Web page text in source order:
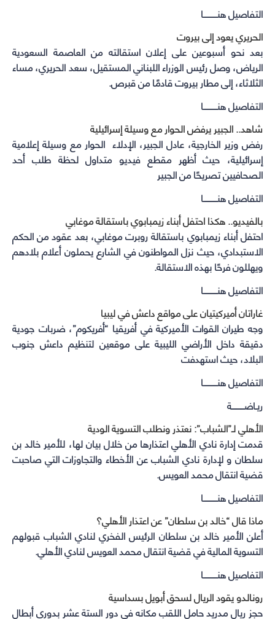
التفاصيل هنـــــــــــا
الحريري يعود إلى بيروت
بعد نحو أسبوعين على إعلان استقالته من العاصمة السعودية
الرياض، وصل رئيس الوزراء اللبناني المستقيل، سعد الحريري، مساء
الثلاثاء، إلى مطار بيروت قادمًا من قبرص.
التفاصيل هنـــــــــــا
شاهد.. الجبير يرفض الحوار مع وسيلة إسرائيلية
رفض وزير الخارجية، عادل الجبير، الإدلاء الحوار مع وسيلة إعلامية
إسرائيلية، حيث أظهر مقطع فيديو متداول لحظة طلب أحد
الصحافيين تصريحًا من الجبير
التفاصيل هنـــــــــــا
بالفيديو.. هكذا احتفل أبناء زيمبابوي باستقالة موغابي
احتفل أبناء زيمبابوي باستقالة روبرت موغابي، بعد عقود من الحكم
الاستبدادي، حيث نزل المواطنون في الشارع يحملون أعلام بلادهم
ويهللون فرحًا بهذه الاستقالة.
التفاصيل هنـــــــــــا
غاراتان أميركيتيان على مواقع داعش في ليبيا
وجه طيران القوات الأميركية في أفريقيا “أفريكوم”، ضربات جودية
دقيقة داخل الأراضي الليبية على موقعين لتنظيم داعش جنوب
البلاد، حيث استهدفت
التفاصيل هنـــــــــــا
ريـاضــــــــــة
الأهلي لـ”الشباب”: نعتذر ونطلب التسوية الودية
قدمت إدارة نادي الأهلي اعتذارها من خلال بيان لها، للأمير خالد بن
سلطان و لإدارة نادي الشباب عن الأخطاء والتجاوزات التي صاحبت
قضية انتقال محمد العويس.
التفاصيل هنـــــــــــا
ماذا قال “خالد بن سلطان” عن اعتذار الأهلي؟
أعلن الأمير خالد بن سلطان الرئيس الفخري لنادي الشباب قبولهم
التسوية المالية في قضية انتقال محمد العويس لنادي الأهلي.
التفاصيل هنـــــــــــا
رونالدو يقود الريال لسحق أبويل بسداسية
حجز ريال مدريد حامل اللقب مكانه في دور الستة عشر بدوري أبطال